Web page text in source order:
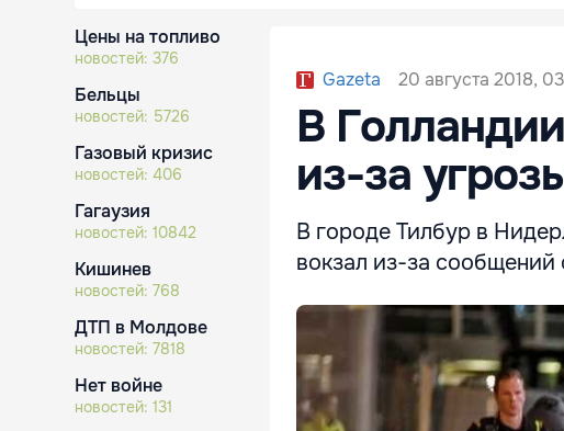
Цены на топливо
новостей: 376
Бельцы
новостей: 5726
Газовый кризис
новостей: 406
Гагаузия
новостей: 10842
Кишинев
новостей: 768
ДТП в Молдове
новостей: 7818
Нет войне
новостей: 131
Gazeta 20 августа 2018,
В
из-за
В городе Тилбур в
вокзал из-за сообщений